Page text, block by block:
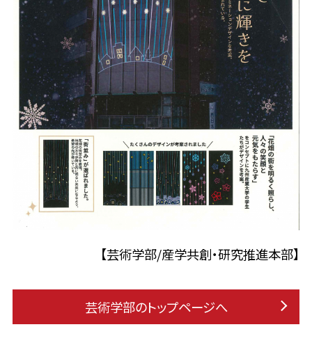
【芸術学部/産学共創・研究推進本部】
芸術学部のトップページへ